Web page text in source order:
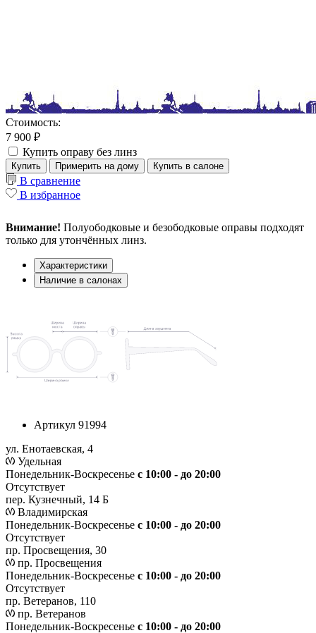
Стоимость:
7 900 ₽
Купить оправу без линз
Купить Примерить на дому Купить в салоне
В сравнение
В избранное
Внимание! Полуободковые и безободковые оправы подходят
только для утончённых линз.
Характеристики
Наличие в салонах
Артикул 91994
ул. Енотаевская, 4
Удельная
Понедельник-Воскресенье с 10:00 - до 20:00
Отсутствует
пер. Кузнечный, 14 Б
Владимирская
Понедельник-Воскресенье с 10:00 - до 20:00
Отсутствует
пр. Просвещения, 30
пр. Просвещения
Понедельник-Воскресенье c 10:00 - до 20:00
Отсутствует
пр. Ветеранов, 110
пр. Ветеранов
Понедельник-Воскресенье с 10:00 - до 20:00